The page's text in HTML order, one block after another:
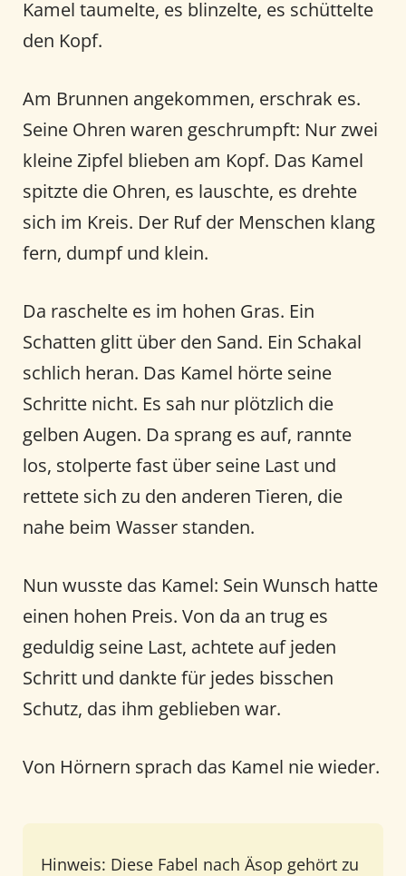
Kamel taumelte, es blinzelte, es schüttelte
den Kopf.
Am Brunnen angekommen, erschrak es.
Seine Ohren waren geschrumpft: Nur zwei
kleine Zipfel blieben am Kopf. Das Kamel
spitzte die Ohren, es lauschte, es drehte
sich im Kreis. Der Ruf der Menschen klang
fern, dumpf und klein.
Da raschelte es im hohen Gras. Ein
Schatten glitt über den Sand. Ein Schakal
schlich heran. Das Kamel hörte seine
Schritte nicht. Es sah nur plötzlich die
gelben Augen. Da sprang es auf, rannte
los, stolperte fast über seine Last und
rettete sich zu den anderen Tieren, die
nahe beim Wasser standen.
Nun wusste das Kamel: Sein Wunsch hatte
einen hohen Preis. Von da an trug es
geduldig seine Last, achtete auf jeden
Schritt und dankte für jedes bisschen
Schutz, das ihm geblieben war.
Von Hörnern sprach das Kamel nie wieder.
Hinweis: Diese Fabel nach Äsop gehört zu